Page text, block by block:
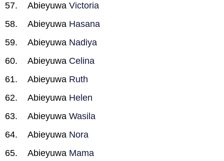
Abieyuwa Victoria
Abieyuwa Hasana
Abieyuwa Nadiya
Abieyuwa Celina
Abieyuwa Ruth
Abieyuwa Helen
Abieyuwa Wasila
Abieyuwa Nora
Abieyuwa Mama